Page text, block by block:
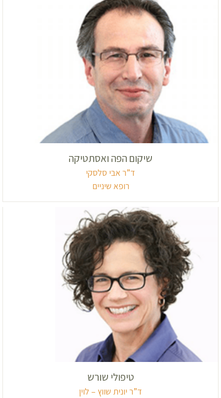
שיקום הפה ואסתטיקה
ד”ר אבי סלסקי
רופא שיניים
טיפולי שורש
ד”ר יונית שווץ – לוין